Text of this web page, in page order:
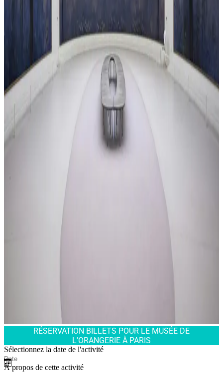
RÉSERVATION BILLETS POUR LE MUSÉE DE
L'ORANGERIE À PARIS
Sélectionnez la date de l'activité
À propos de cette activité